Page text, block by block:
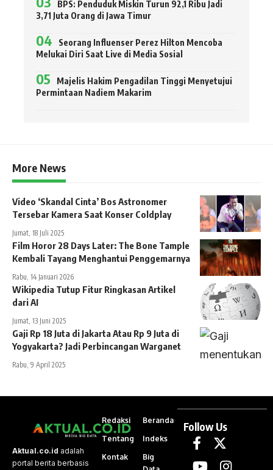
BPS: Penduduk Miskin Turun 92,1 Ribu Jadi
3,71 Juta Orang di Jawa Timur
Seorang Influenser Perez Hilton Mencoba
Melukai Diri Saat Live di Media Sosial
Majelis Hakim Pengadilan Tinggi Menyetujui
Permintaan Nadiem Makarim
More News
Video ‘Skandal Cinta’ Bos Astronomer
Tersebar Kamera Saat Konser Coldplay
Jumat, 18 Juli 2025
Film Horor 28 Days Later: The Bone Tample
Kembali Tayang Menghantui Penggemarnya
Rabu, 14 Januari 2026
Wikipedia Tutup Fitur Ringkasan Artikel
dari AI
Jumat, 13 Juni 2025
Gaji Rp 18 Juta di Jakarta Atau Rp 9 Juta di
Yogyakarta? Jadi Perbincangan Warganet
Rabu, 9 April 2025
Aktual.co.id adalah
portal berita berbasis
Redaksi
Tentang
Kontak
Beranda
Indeks
Big
Follow Us